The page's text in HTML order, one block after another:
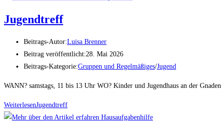
Jugendtreff
Beitrags-Autor:Luisa Brenner
Beitrag veröffentlicht:28. Mai 2026
Beitrags-Kategorie:Gruppen und Regelmäßiges/Jugend
WANN? samstags, 11 bis 13 Uhr WO? Kinder und Jugendhaus an der
WeiterlesenJugendtreff